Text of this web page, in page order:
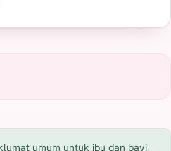
umum untuk ibu dan bayi.